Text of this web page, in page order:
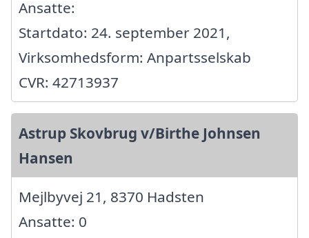
Ansatte:
Startdato: 24. september 2021,
Virksomhedsform: Anpartsselskab
CVR: 42713937
Astrup Skovbrug v/Birthe Johnsen
Hansen
Mejlbyvej 21, 8370 Hadsten
Ansatte: 0